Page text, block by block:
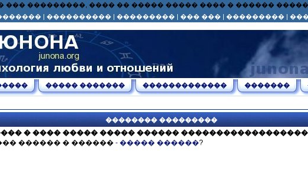
��� ���������, ���� �� ����� ����� ���� � ������
| ���������� | ��������� | ��� ��� | ��������� |
����� ������� ������������� �������
�������� ���������
� ���� ����� ����� ������
������ � ������ - ����� ������?